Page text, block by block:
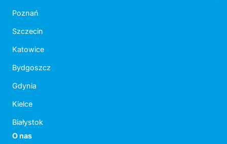
Poznań
Szczecin
Katowice
Bydgoszcz
Gdynia
Kielce
Białystok
O nas